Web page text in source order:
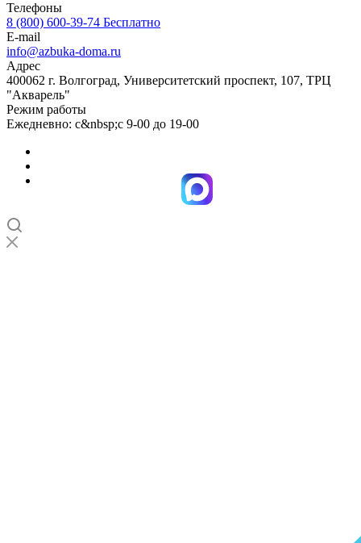
Телефоны
8 (800) 600-39-74 Бесплатно
E-mail
info@azbuka-doma.ru
Адрес
400062 г. Волгоград, Университетский проспект, 107, ТРЦ
"Акварель"
Режим работы
Ежедневно: с&nbsp;с 9-00 до 19-00